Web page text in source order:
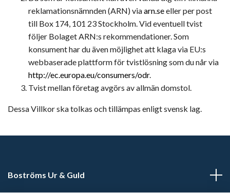
reklamationsnämnden (ARN) viaarn.seeller per post
till Box 174, 101 23 Stockholm. Vid eventuell tvist
följer Bolaget ARN:s rekommendationer. Som
konsument har du även möjlighet att klaga via EU:s
webbaserade plattform för tvistlösning som du når via
http://ec.europa.eu/consumers/odr.
Tvist mellan företag avgörs av allmän domstol.
Dessa Villkor ska tolkas och tillämpas enligt svensk lag.
Boströms Ur & Guld